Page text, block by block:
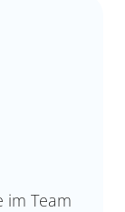
im Team